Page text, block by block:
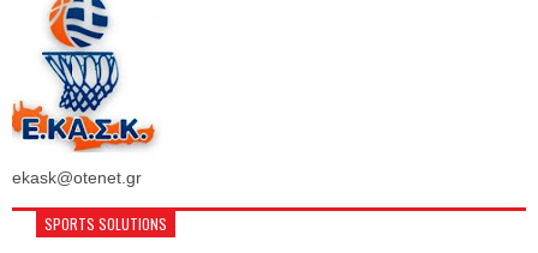
ekask@otenet.gr
SPORTS SOLUTIONS